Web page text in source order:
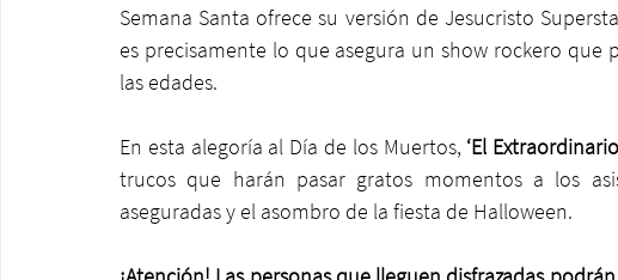
Semana Santa ofrece su versión de Jesucristo
es precisamente lo que asegura un show rockero
las edades.
En esta alegoría al Día de los Muertos, ‘El
trucos que harán pasar gratos momentos a los
aseguradas y el asombro de la fiesta de Halloween.